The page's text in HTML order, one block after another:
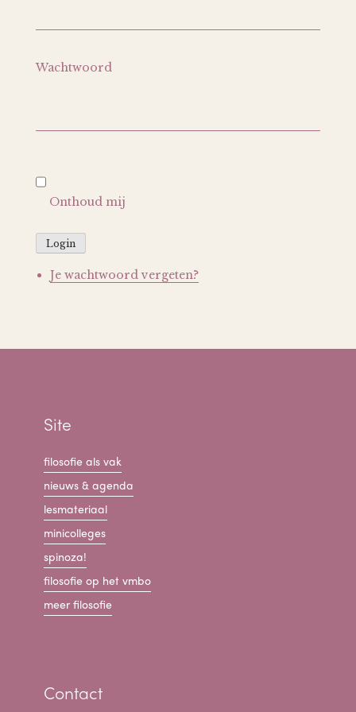
Wachtwoord
Onthoud mij
Login
Je wachtwoord vergeten?
Site
filosofie als vak
nieuws & agenda
lesmateriaal
minicolleges
spinoza!
filosofie op het vmbo
meer filosofie
Contact